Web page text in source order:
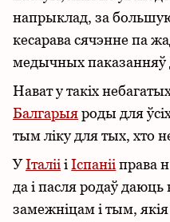
напрыклад, за
кесарава сячэнне па
медычных паказанняў
Нават у такіх
Балгарыяроды для
тым ліку для тых, хто
УІталіі іІспаніі права
да і пасля родаў
замежніцам і тым, якія